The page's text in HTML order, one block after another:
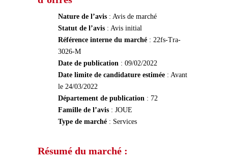
Nature de l’avis : Avis de marché
Statut de l’avis : Avis initial
Référence interne du marché : 22fs-Tra-
3026-M
Date de publication : 09/02/2022
Date limite de candidature estimée : Avant
le 24/03/2022
Département de publication : 72
Famille de l’avis : JOUE
Type de marché : Services
Résumé du marché :